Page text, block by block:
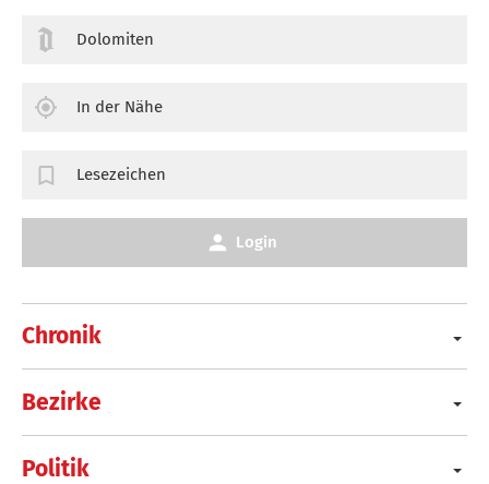
Chronik
Bezirke
Politik
Dolomiten
In der Nähe
Lesezeichen
Login